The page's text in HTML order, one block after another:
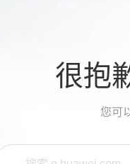
很抱
您可